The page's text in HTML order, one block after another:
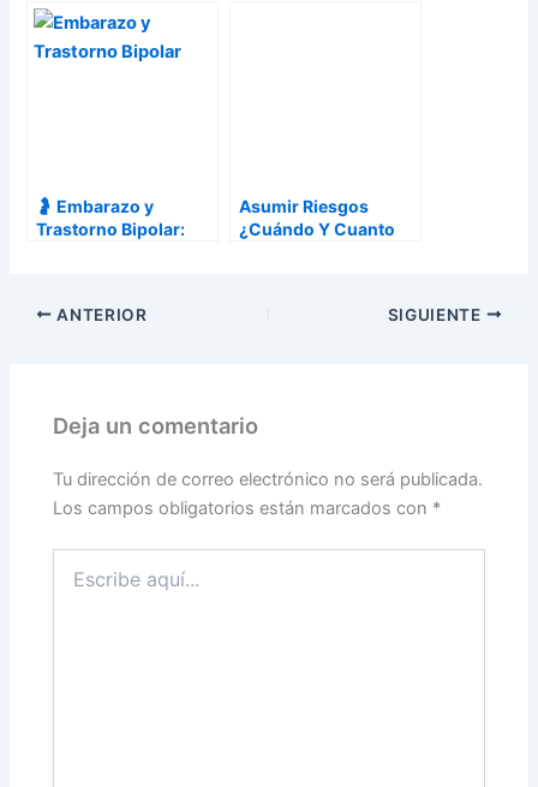
🤰 Embarazo y
Trastorno Bipolar:
Asumir Riesgos
¿Cuándo Y Cuanto
ANTERIOR SIGUIENTE
Deja un comentario
Tu dirección de correo electrónico no será publicada.
Los campos obligatorios están marcados con *
aquí...